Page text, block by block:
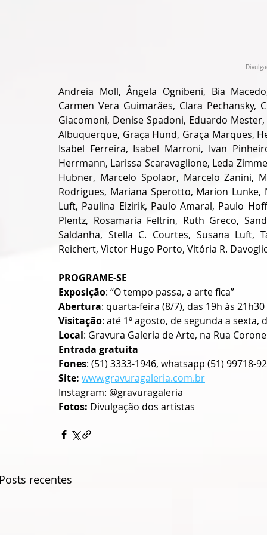
Andreia Moll, Ângela Ognibeni, Bia
Carmen Vera Guimarães, Clara Pechansky,
Giacomoni, Denise Spadoni, Eduardo
Albuquerque, Graça Hund, Graça Marques,
Isabel Ferreira, Isabel Marroni, Ivan
Herrmann, Larissa Scaravaglione, Leda
Hubner, Marcelo Spolaor, Marcelo Zanini,
Rodrigues, Mariana Sperotto, Marion
Luft, Paulina Eizirik, Paulo Amaral, Paulo
Plentz, Rosamaria Feltrin, Ruth Greco,
Saldanha, Stella C. Courtes, Susana Luft,
Reichert, Victor Hugo Porto, Vitória R.
PROGRAME-SE
Exposição: “O tempo passa, a arte fica”
Abertura: quarta-feira (8/7), das 19h às 21h30
Visitação: até 1º agosto, de segunda a sexta,
Local: Gravura Galeria de Arte, na Rua
Entrada gratuita
Fones: (51) 3333-1946, whatsapp (51) 99718-
Site: www.gravuragaleria.com.br
Instagram: @gravuragaleria
Fotos: Divulgação dos artistas
recentes